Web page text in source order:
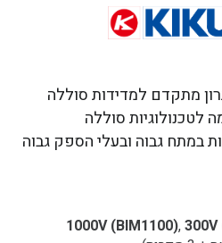
מתקדם למדידות סוללה
לטכנולוגיות סוללה
במתח גבוה ובעלי הספק גבוה
1000V (BIM1100),